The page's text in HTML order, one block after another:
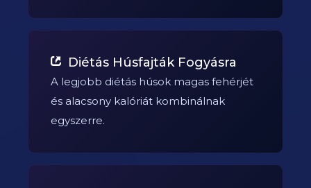
Diétás Húsfajták Fogyásra
A legjobb diétás húsok magas fehérjét
és alacsony kalóriát kombinálnak
egyszerre.